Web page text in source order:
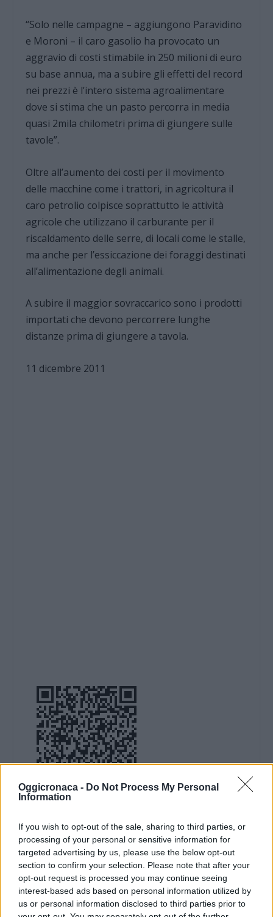
Oggicronaca - Do Not Process My Personal
Information
If you wish to opt-out of the sale, sharing to third parties, or
processing of your personal or sensitive information for
targeted advertising by us, please use the below opt-out
section to confirm your selection. Please note that after your
opt-out request is processed you may continue seeing
interest-based ads based on personal information utilized by
us or personal information disclosed to third parties prior to
“Solo nelle campagne – aggiungono Paravidino
e Moroni – il caro gasolio ha provocato un
aggravio di costi stimabile in 250 milioni di euro
su base annua, ma a subire gli effetti del record
nei prezzi è l’intero sistema agroalimentare
dove si stima che un pasto percorra in media
quasi 2mila chilometri prima di giungere sulle
tavole”.
Oltre all’aumento dei costi per il movimento
delle macchine come i trattori, in agricoltura il
caro petrolio colpisce soprattutto le attività
agricole che utilizzano il carburante per il
riscaldamento delle serre, di locali come le stalle,
ma anche per l’essiccazione dei foraggi destinati
all’alimentazione degli animali.
A subire il maggior sovraccarico sono i prodotti
importati che devono percorrere lunghe
distanze prima di giungere a tavola.
11 dicembre 2011
Condividi:
WhatsApp
Telegram
Stampa